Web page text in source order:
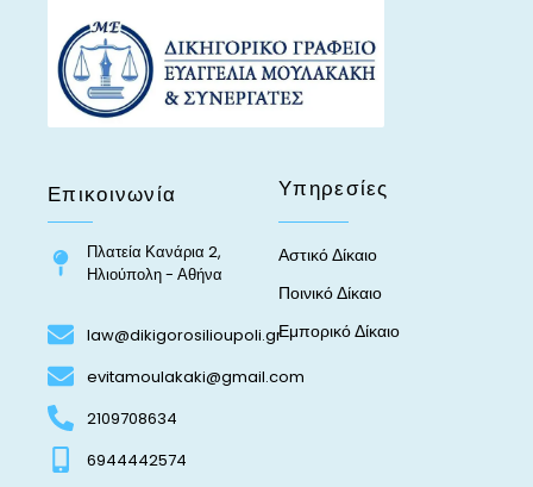
Επικοινωνία
Πλατεία Κανάρια 2,
Ηλιούπολη - Αθήνα
law@dikigorosilioupoli.gr
evitamoulakaki@gmail.com
2109708634
6944442574
Υπηρεσίες
Αστικό Δίκαιο
Ποινικό Δίκαιο
Εμπορικό Δίκαιο